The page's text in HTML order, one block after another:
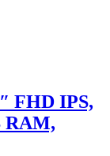
FHD IPS,
RAM,